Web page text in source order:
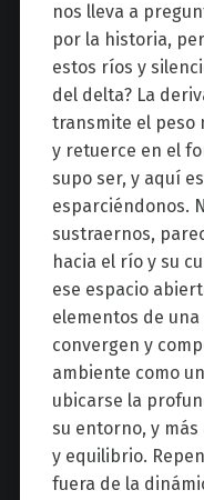
nos lleva a
por la historia,
estos ríos y
del delta? La
transmite el peso
y retuerce en el
supo ser, y aquí
esparciéndonos.
sustraernos,
hacia el río y su
ese espacio
elementos de
convergen y
ambiente como
ubicarse la
su entorno, y
y equilibrio.
fuera de la